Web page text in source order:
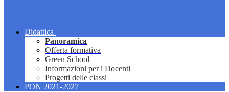
Didattica
Panoramica
Offerta formativa
Green School
Informazioni per i Docenti
Progetti delle classi
PON 2021-2027